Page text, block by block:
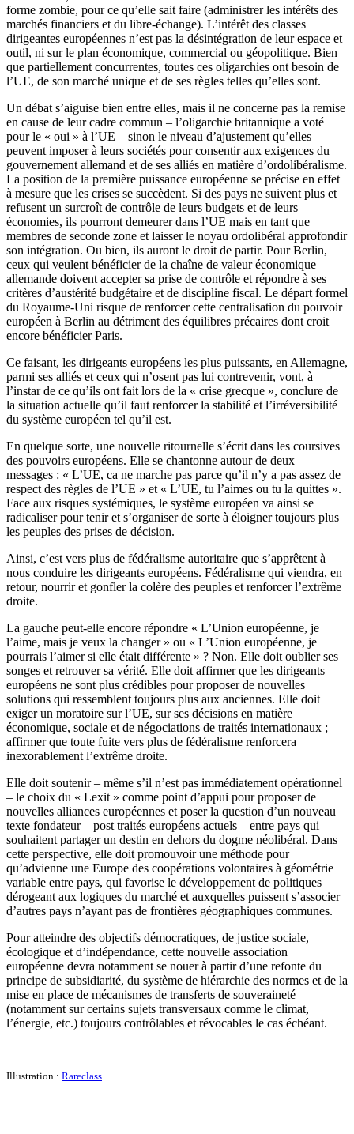
forme zombie, pour ce qu’elle sait faire (administrer les intérêts des
marchés financiers et du libre-échange). L’intérêt des classes
dirigeantes européennes n’est pas la désintégration de leur espace et
outil, ni sur le plan économique, commercial ou géopolitique. Bien
que partiellement concurrentes, toutes ces oligarchies ont besoin de
l’UE, de son marché unique et de ses règles telles qu’elles sont.
Un débat s’aiguise bien entre elles, mais il ne concerne pas la remise
en cause de leur cadre commun – l’oligarchie britannique a voté
pour le « oui » à l’UE – sinon le niveau d’ajustement qu’elles
peuvent imposer à leurs sociétés pour consentir aux exigences du
gouvernement allemand et de ses alliés en matière d’ordolibéralisme.
La position de la première puissance européenne se précise en effet
à mesure que les crises se succèdent. Si des pays ne suivent plus et
refusent un surcroît de contrôle de leurs budgets et de leurs
économies, ils pourront demeurer dans l’UE mais en tant que
membres de seconde zone et laisser le noyau ordolibéral approfondir
son intégration. Ou bien, ils auront le droit de partir. Pour Berlin,
ceux qui veulent bénéficier de la chaîne de valeur économique
allemande doivent accepter sa prise de contrôle et répondre à ses
critères d’austérité budgétaire et de discipline fiscal. Le départ formel
du Royaume-Uni risque de renforcer cette centralisation du pouvoir
européen à Berlin au détriment des équilibres précaires dont croit
encore bénéficier Paris.
Ce faisant, les dirigeants européens les plus puissants, en Allemagne,
parmi ses alliés et ceux qui n’osent pas lui contrevenir, vont, à
l’instar de ce qu’ils ont fait lors de la « crise grecque », conclure de
la situation actuelle qu’il faut renforcer la stabilité et l’irréversibilité
du système européen tel qu’il est.
En quelque sorte, une nouvelle ritournelle s’écrit dans les coursives
des pouvoirs européens. Elle se chantonne autour de deux
messages : « L’UE, ca ne marche pas parce qu’il n’y a pas assez de
respect des règles de l’UE » et « L’UE, tu l’aimes ou tu la quittes ».
Face aux risques systémiques, le système européen va ainsi se
radicaliser pour tenir et s’organiser de sorte à éloigner toujours plus
les peuples des prises de décision.
Ainsi, c’est vers plus de fédéralisme autoritaire que s’apprêtent à
nous conduire les dirigeants européens. Fédéralisme qui viendra, en
retour, nourrir et gonfler la colère des peuples et renforcer l’extrême
droite.
La gauche peut-elle encore répondre « L’Union européenne, je
l’aime, mais je veux la changer » ou « L’Union européenne, je
pourrais l’aimer si elle était différente » ? Non. Elle doit oublier ses
songes et retrouver sa vérité. Elle doit affirmer que les dirigeants
européens ne sont plus crédibles pour proposer de nouvelles
solutions qui ressemblent toujours plus aux anciennes. Elle doit
exiger un moratoire sur l’UE, sur ses décisions en matière
économique, sociale et de négociations de traités internationaux ;
affirmer que toute fuite vers plus de fédéralisme renforcera
inexorablement l’extrême droite.
Elle doit soutenir – même s’il n’est pas immédiatement opérationnel
– le choix du « Lexit » comme point d’appui pour proposer de
nouvelles alliances européennes et poser la question d’un nouveau
texte fondateur – post traités européens actuels – entre pays qui
souhaitent partager un destin en dehors du dogme néolibéral. Dans
cette perspective, elle doit promouvoir une méthode pour
qu’advienne une Europe des coopérations volontaires à géométrie
variable entre pays, qui favorise le développement de politiques
dérogeant aux logiques du marché et auxquelles puissent s’associer
d’autres pays n’ayant pas de frontières géographiques communes.
Pour atteindre des objectifs démocratiques, de justice sociale,
écologique et d’indépendance, cette nouvelle association
européenne devra notamment se nouer à partir d’une refonte du
principe de subsidiarité, du système de hiérarchie des normes et de la
mise en place de mécanismes de transferts de souveraineté
(notamment sur certains sujets transversaux comme le climat,
l’énergie, etc.) toujours contrôlables et révocables le cas échéant.
Illustration : Rareclass